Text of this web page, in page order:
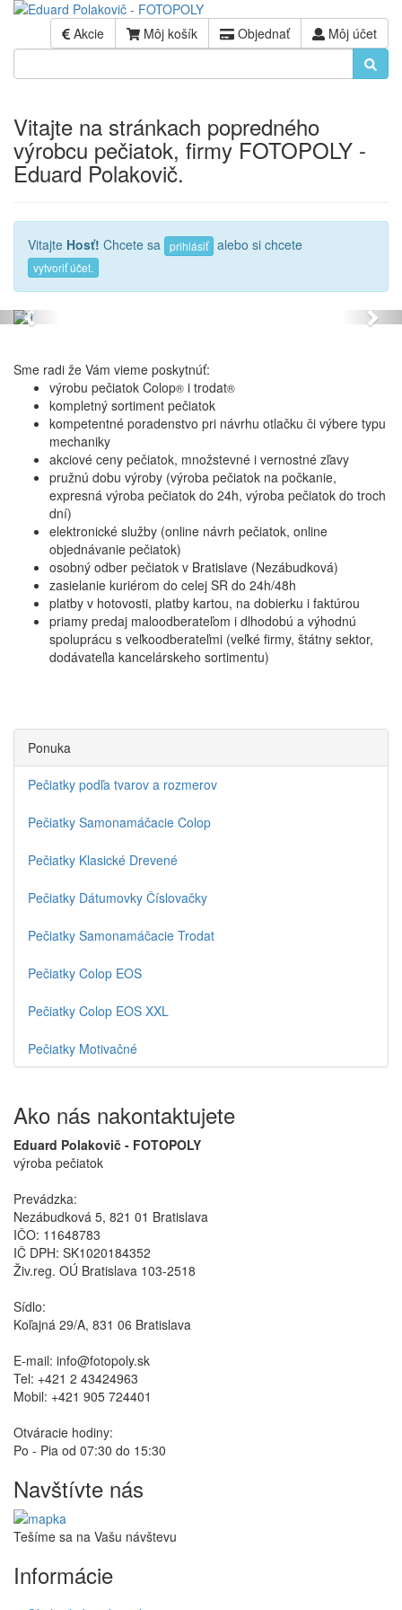
Akcie Môj košík Objednať Môj účet
Vitajte na stránkach popredného
výrobcu pečiatok, firmy FOTOPOLY -
Eduard Polakovič.
Vitajte Hosť! Chcete sa prihlásiť alebo si chcete
vytvoriť účet.
Sme radi že Vám vieme poskytnúť:
výrobu pečiatok Colop® i trodat®
kompletný sortiment pečiatok
kompetentné poradenstvo pri návrhu otlačku či výbere typu
mechaniky
akciové ceny pečiatok, množstevné i vernostné zľavy
pružnú dobu výroby (výroba pečiatok na počkanie,
expresná výroba pečiatok do 24h, výroba pečiatok do troch
dní)
elektronické služby (online návrh pečiatok, online
objednávanie pečiatok)
osobný odber pečiatok v Bratislave (Nezábudková)
zasielanie kuriérom do celej SR do 24h/48h
platby v hotovosti, platby kartou, na dobierku i faktúrou
priamy predaj maloodberateľom i dlhodobú a výhodnú
spoluprácu s veľkoodberateľmi (veľké firmy, štátny sektor,
dodávateľia kancelárskeho sortimentu)
Ponuka
Pečiatky podľa tvarov a rozmerov
Pečiatky Samonamáčacie Colop
Pečiatky Klasické Drevené
Pečiatky Dátumovky Číslovačky
Pečiatky Samonamáčacie Trodat
Pečiatky Colop EOS
Pečiatky Colop EOS XXL
Pečiatky Motivačné
Ako nás nakontaktujete
Eduard Polakovič - FOTOPOLY
výroba pečiatok
Prevádzka:
Nezábudková 5, 821 01 Bratislava
IČO: 11648783
IČ DPH: SK1020184352
Živ.reg. OÚ Bratislava 103-2518
Sídlo:
Koľajná 29/A, 831 06 Bratislava
E-mail: info@fotopoly.sk
Tel: +421 2 43424963
Mobil: +421 905 724401
Otváracie hodiny:
Po - Pia od 07:30 do 15:30
Navštívte nás
Tešíme sa na Vašu návštevu
Informácie